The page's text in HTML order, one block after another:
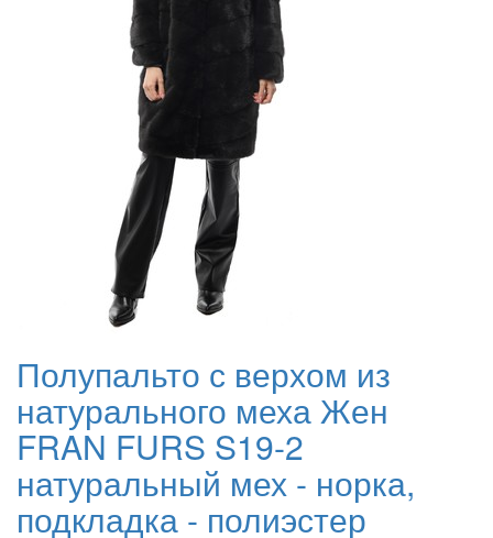
Полупальто с верхом из
натурального меха Жен
FRAN FURS S19-2
натуральный мех - норка,
подкладка - полиэстер